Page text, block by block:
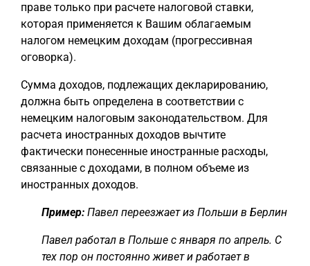
праве только при расчете налоговой ставки,
которая применяется к Вашим облагаемым
налогом немецким доходам (прогрессивная
оговорка).
Сумма доходов, подлежащих декларированию,
должна быть определена в соответствии с
немецким налоговым законодательством. Для
расчета иностранных доходов вычтите
фактически понесенные иностранные расходы,
связанные с доходами, в полном объеме из
иностранных доходов.
Пример: Павел переезжает из Польши в Берлин
Павел работал в Польше с января по апрель. С
тех пор он постоянно живет и работает в